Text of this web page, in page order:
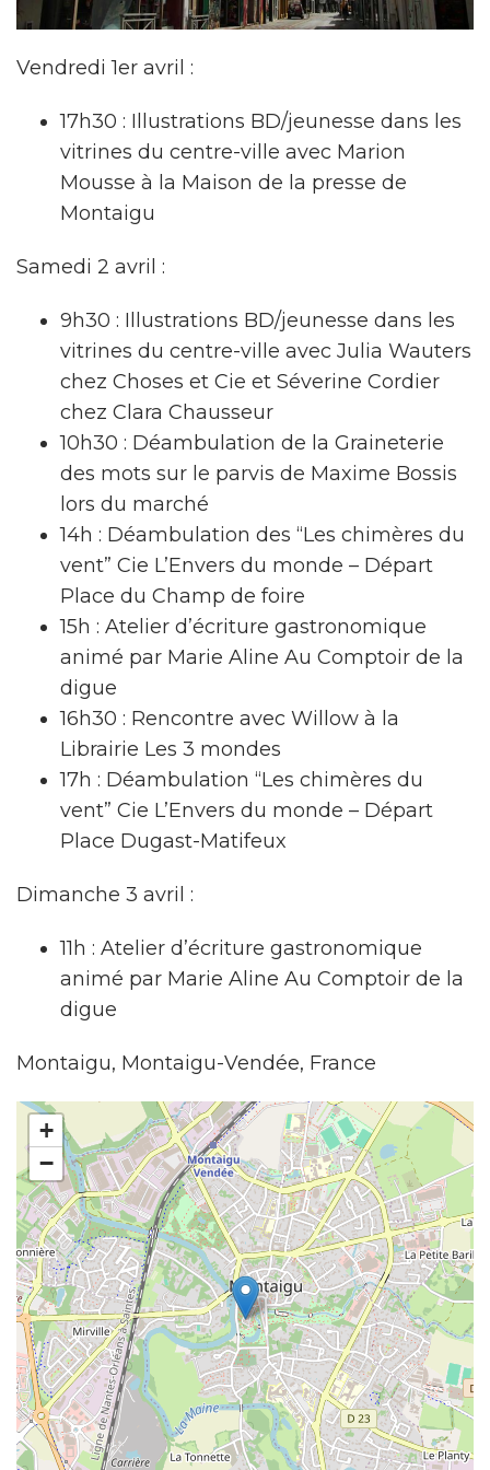
Vendredi 1er avril :
17h30 : Illustrations BD/jeunesse dans les
vitrines du centre-ville avec Marion
Mousse à la Maison de la presse de
Montaigu
Samedi 2 avril :
9h30 : Illustrations BD/jeunesse dans les
vitrines du centre-ville avec Julia Wauters
chez Choses et Cie et Séverine Cordier
chez Clara Chausseur
10h30 : Déambulation de la Graineterie
des mots sur le parvis de Maxime Bossis
lors du marché
14h : Déambulation des “Les chimères du
vent” Cie L’Envers du monde – Départ
Place du Champ de foire
15h : Atelier d’écriture gastronomique
animé par Marie Aline Au Comptoir de la
digue
16h30 : Rencontre avec Willow à la
Librairie Les 3 mondes
17h : Déambulation “Les chimères du
vent” Cie L’Envers du monde – Départ
Place Dugast-Matifeux
Dimanche 3 avril :
11h : Atelier d’écriture gastronomique
animé par Marie Aline Au Comptoir de la
digue
Montaigu, Montaigu-Vendée, France
+
−